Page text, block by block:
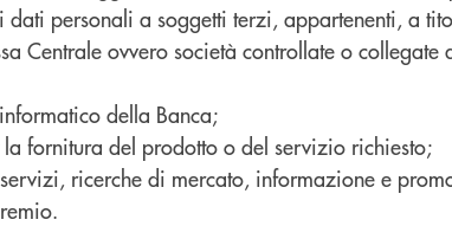
personali a soggetti terzi, appartenenti, a
Centrale ovvero società controllate o
della Banca;
fornitura del prodotto o del servizio richiesto;
ricerche di mercato, informazione e